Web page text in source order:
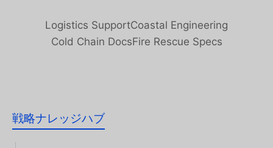
Logistics SupportCoastal Engineering
Cold Chain DocsFire Rescue Specs
戦略ナレッジハブ